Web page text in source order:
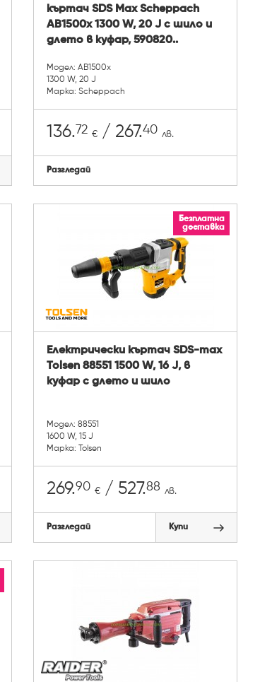
къртач SDS Max Scheppach
AB1500x 1300 W, 20 J с шило и
длето в куфар, 590820..
Модел: AB1500x
1300 W, 20 J
Марка: Scheppach
136.72 € / 267.40 лв.
Разгледай
Безплатна
доставка
Електрически къртач SDS-max
Tolsen 88551 1500 W, 16 J, в
куфар с длето и шило
Модел: 88551
1600 W, 15 J
Марка: Tolsen
269.90 € / 527.88 лв.
Разгледай Купи